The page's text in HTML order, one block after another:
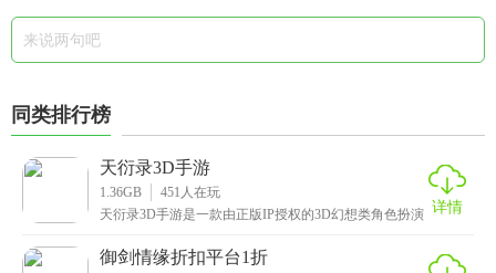
同类排行榜
天衍录3D手游
1.36GB 451 人在玩
天衍录3D手游是一款由正版IP授权的3D幻想类角色扮演 详情
御剑情缘折扣平台1折